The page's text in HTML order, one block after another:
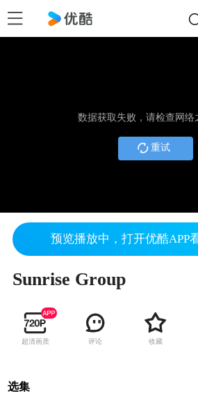
数据获取失败，请检查网络
重试
预览播放中，打开优酷APP
Sunrise Group
超清画质 评论 收藏
选集